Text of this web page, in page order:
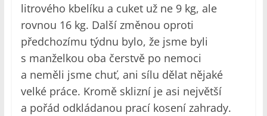
litrového kbelíku a cuket už ne 9 kg, ale
rovnou 16 kg. Další změnou oproti
předchozímu týdnu bylo, že jsme byli
s manželkou oba čerstvě po nemoci
a neměli jsme chuť, ani sílu dělat nějaké
velké práce. Kromě sklizní je asi největší
a pořád odkládanou prací kosení zahrady.